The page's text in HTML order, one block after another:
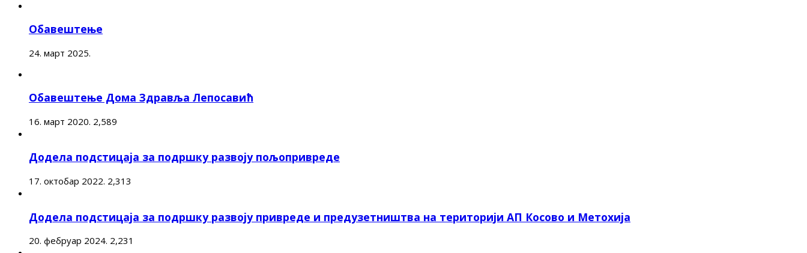
Обавештење
24. март 2025.
Обавештење Дома Здравља Лепосавић
16. март 2020. 2,589
Додела подстицаја за подршку развоју пољопривреде
17. октобар 2022. 2,313
Додела подстицаја за подршку развоју привреде и предузетништва на територији АП Косово и Метохија
20. фебруар 2024. 2,231